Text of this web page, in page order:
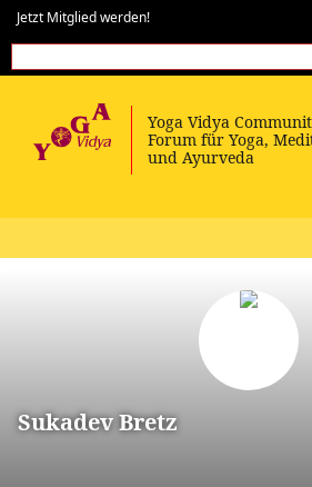
Jetzt Mitglied werden!
Sukadev Bretz